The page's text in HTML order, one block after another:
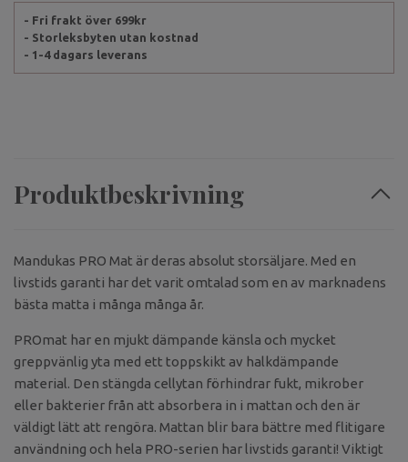
- Fri frakt över 699kr
- Storleksbyten utan kostnad
- 1-4 dagars leverans
Produktbeskrivning
Mandukas PRO Mat är deras absolut storsäljare. Med en
livstids garanti har det varit omtalad som en av marknadens
bästa matta i många många år.
PROmat har en mjukt dämpande känsla och mycket
greppvänlig yta med ett toppskikt av halkdämpande
material. Den stängda cellytan förhindrar fukt, mikrober
eller bakterier från att absorbera in i mattan och den är
väldigt lätt att rengöra. Mattan blir bara bättre med flitigare
användning och hela PRO-serien har livstids garanti! Viktigt